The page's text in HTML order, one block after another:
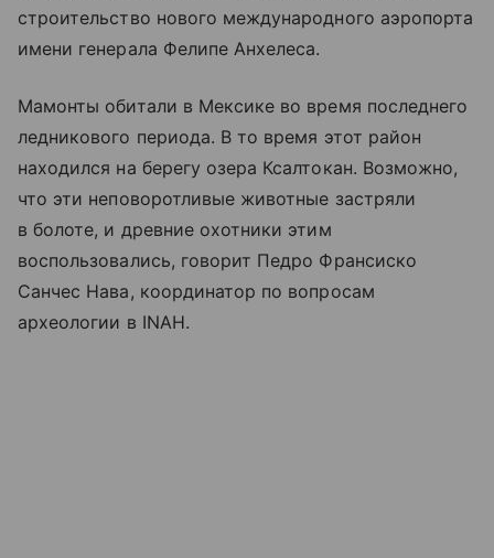
строительство нового международного аэропорта
имени генерала Фелипе Анхелеса.
Мамонты обитали в Мексике во время последнего
ледникового периода. В то время этот район
находился на берегу озера Ксалтокан. Возможно,
что эти неповоротливые животные застряли
в болоте, и древние охотники этим
воспользовались, говорит Педро Франсиско
Санчес Нава, координатор по вопросам
археологии в INAH.